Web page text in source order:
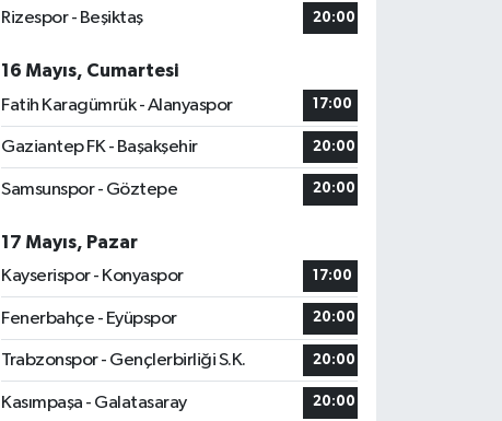
Rizespor - Beşiktaş
20:00
16 Mayıs, Cumartesi
Fatih Karagümrük - Alanyaspor
17:00
Gaziantep FK - Başakşehir 20:00
Samsunspor - Göztepe 20:00
17 Mayıs, Pazar
Kayserispor - Konyaspor
17:00
Fenerbahçe - Eyüpspor 20:00
Trabzonspor - Gençlerbirliği S.K. 20:00
Kasımpaşa - Galatasaray 20:00